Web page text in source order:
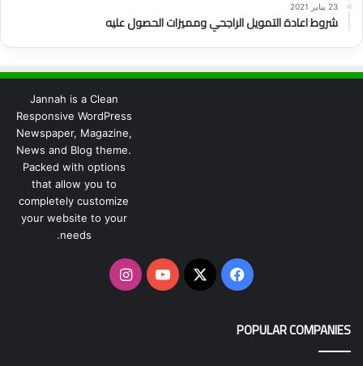
23 يناير 2021
شروط اعادة التمويل الراجحي ومميزات الحصول عليه
Jannah is a Clean
Responsive WordPress
Newspaper, Magazine,
News and Blog theme.
Packed with options
that allow you to
completely customize
your website to your
needs.
فيسبوك
‫X
‫YouTubeانستقرام
POPULAR COMPANIES